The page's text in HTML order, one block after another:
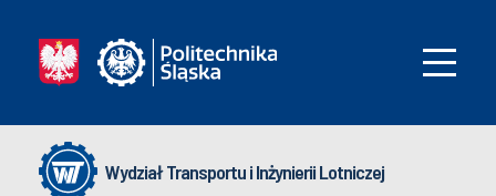
Wydział Transportu i Inżynierii Lotniczej